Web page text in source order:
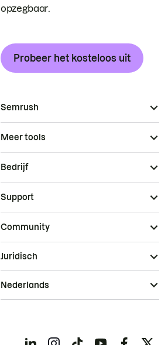
opzegbaar.
Probeer het kosteloos uit
Semrush
Meer tools
Bedrijf
Support
Community
Juridisch
Nederlands